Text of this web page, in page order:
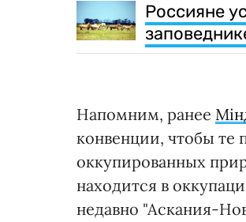
Россияне
Напомним, ранее
конвенции, чтобы те
оккупированных
находится в
недавно "Аскания-